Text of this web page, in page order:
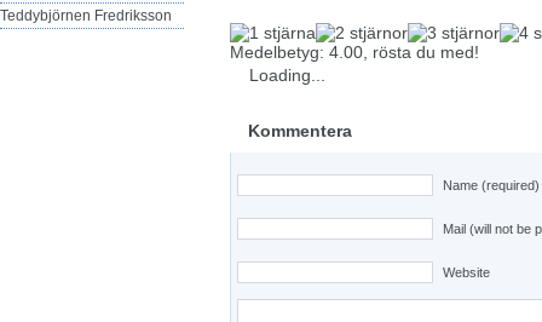
Teddybjörnen Fredriksson
Medelbetyg: 4.00, rösta du med!
Loading...
Kommentera
Name (required)
Mail (will not be
Website